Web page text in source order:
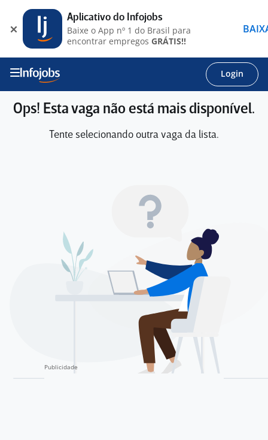
Login
Ops! Esta vaga não está mais disponível.
Tente selecionando outra vaga da lista.
Aplicativo do Infojobs
Baixe o App nº 1 do Brasil para
encontrar empregos GRÁTIS!!